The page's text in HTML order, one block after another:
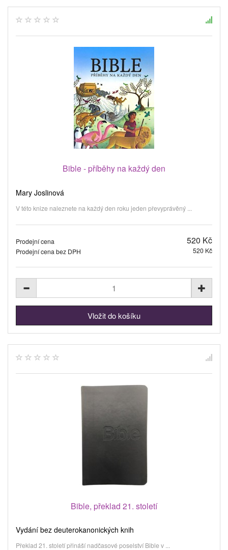
Bible - příběhy na každý den
Mary Joslinová
V této knize naleznete na každý den roku jeden převyprávěný ...
Prodejní cena 520 Kč
Prodejní cena bez DPH 520 Kč
Bible, překlad 21. století
Vydání bez deuterokanonických knih
Překlad 21. století přináší nadčasové poselství Bible v ...